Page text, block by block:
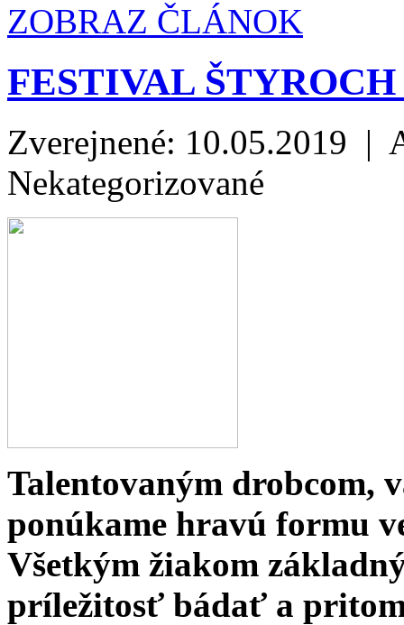
ZOBRAZ ČLÁNOK
FESTIVAL
Zverejnené: 10.05.2019 |
Nekategorizované
Talentovaným drobcom,
ponúkame hravú formu
Všetkým žiakom
príležitosť bádať a